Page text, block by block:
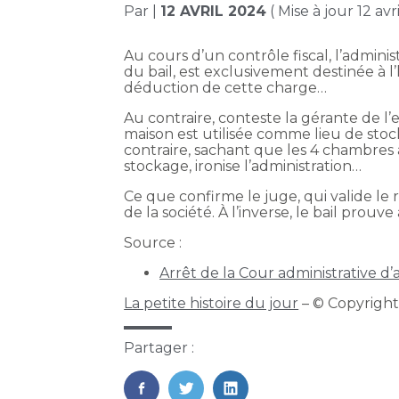
Par 12 AVRIL 2024 ( Mise à jour 12
Au cours d’un contrôle fiscal,
du bail, est exclusivement destinée à
déduction de cette charge…
Au contraire, conteste la gérante de
maison est utilisée comme lieu de
contraire, sachant que les 4
stockage, ironise l’administration…
Ce que confirme le juge, qui valide le
de la société. À l’inverse, le bail
Source :
Arrêt de la Cour administrative
La petite histoire du jour – ©
Partager :